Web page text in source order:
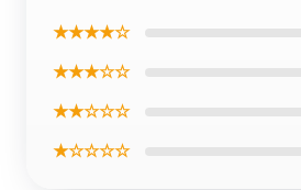
★★★★☆
★★★☆☆
★★☆☆☆
★☆☆☆☆